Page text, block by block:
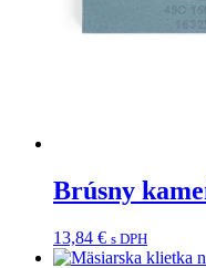
Brúsny
13,84 € s DPH